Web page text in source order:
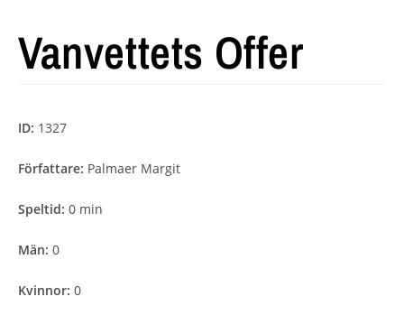
Vanvettets Offer
ID: 1327
Författare: Palmaer Margit
Speltid: 0 min
Män: 0
Kvinnor: 0